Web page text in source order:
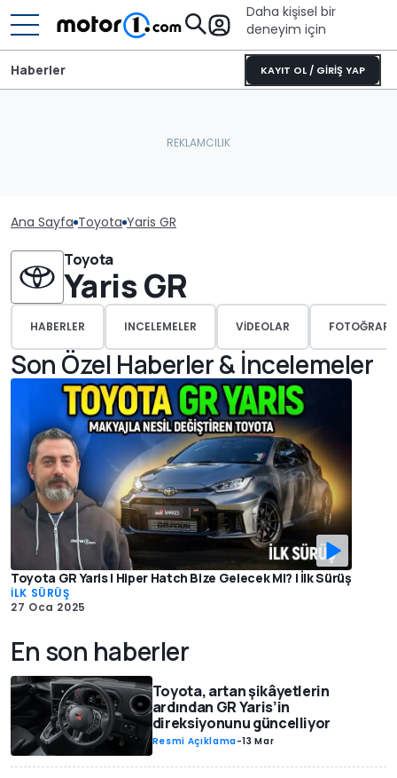
Daha kişisel bir
deneyim için
KAYIT OL / GİRİŞ YAP
Haberler
Ana Sayfa Toyota Yaris GR
Toyota
Yaris GR
HABERLER INCELEMELER VIDEOLAR
Son Özel Haberler & İncelemeler
Toyota GR Yaris | Hiper Hatch Bize Gelecek Mi? | İlk Sürüş
İLK SÜRÜŞ
27 Oca 2025
En son haberler
Toyota, artan şikâyetlerin
ardından GR Yaris’in
direksiyonunu güncelliyor
Resmi Açıklama-13 Mar